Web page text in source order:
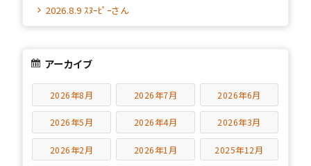
2026.8.9 ｽﾇｰﾋﾟｰさん
アーカイブ
2026年8月 2026年7月 2026年6月
2026年5月 2026年4月 2026年3月
2026年2月 2026年1月 2025年12月